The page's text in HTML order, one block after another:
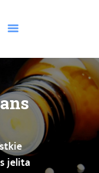
jelita